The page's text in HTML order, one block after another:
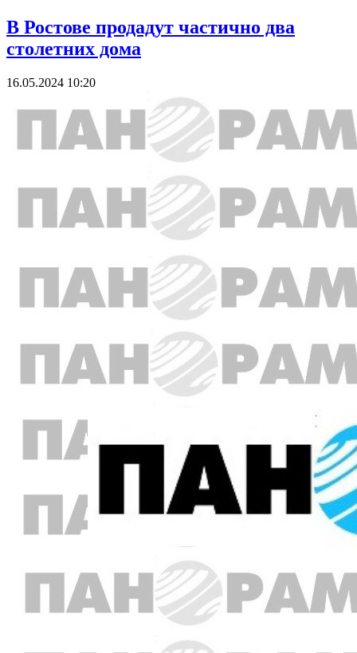
В Ростове продадут частично два
столетних дома
16.05.2024 10:20